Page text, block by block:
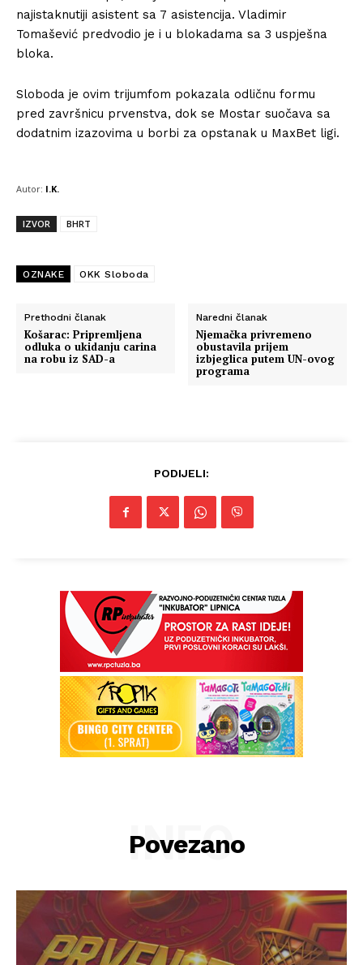
najistaknutiji asistent sa 7 asistencija. Vladimir
Tomašević predvodio je i u blokadama sa 3 uspješna
bloka.
Sloboda je ovim trijumfom pokazala odličnu formu
pred završnicu prvenstva, dok se Mostar suočava sa
dodatnim izazovima u borbi za opstanak u MaxBet ligi.
Autor: I.K.
IZVOR BHRT
OZNAKE OKK Sloboda
Prethodni članak
Košarac: Pripremljena
odluka o ukidanju carina
na robu iz SAD-a
Naredni članak
Njemačka privremeno
obustavila prijem
izbjeglica putem UN-ovog
programa
PODIJELI:
Povezano
INFO